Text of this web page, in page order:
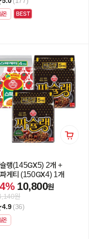
온
랭(145GX5) 2개 +
게티 (150GX4) 1개
10,800원
원
4.9 (36)
온